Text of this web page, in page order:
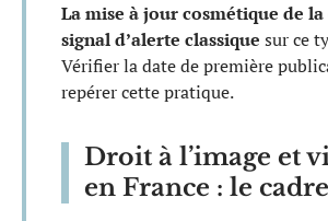
La mise à jour cosmétique de
signal d’alerte classique sur ce
Vérifier la date de première
repérer cette pratique.
Droit à l’image et
en France : le